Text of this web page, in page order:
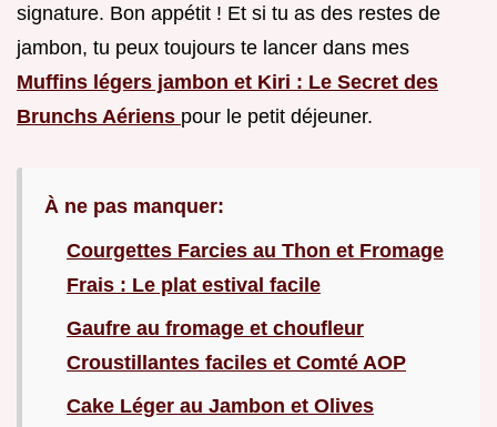
signature. Bon appétit ! Et si tu as des restes de
jambon, tu peux toujours te lancer dans mes
Muffins légers jambon et Kiri : Le Secret des
Brunchs Aériens pour le petit déjeuner.
À ne pas manquer:
Courgettes Farcies au Thon et Fromage
Frais : Le plat estival facile
Gaufre au fromage et choufleur
Croustillantes faciles et Comté AOP
Cake Léger au Jambon et Olives